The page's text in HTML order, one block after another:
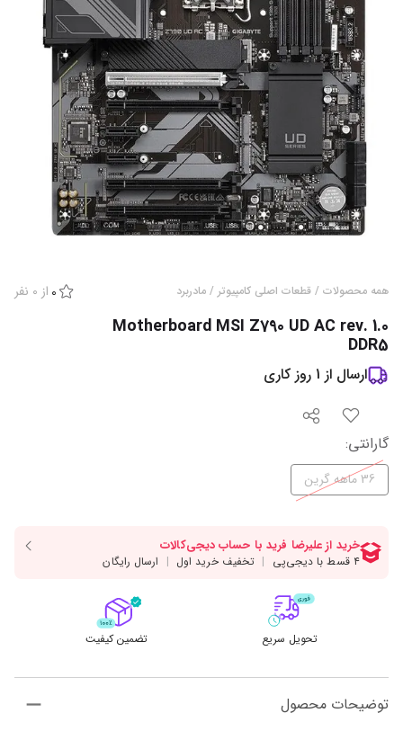
همه محصولات / قطعات اصلی کامپیوتر / مادربرد 0 از 0 نفر
Motherboard MSI Z790 UD AC rev. 1.0
DDR5
ارسال از 1 روز کاری
گارانتی:
36 ماهه گرین
تحویل سریع تضمین کیفیت
توضیحات محصول